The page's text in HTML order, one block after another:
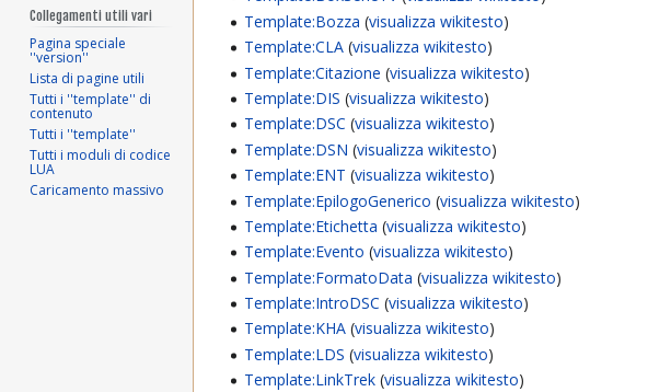
Template:Bozza (visualizza wikitesto)
Template:CLA (visualizza wikitesto)
Template:Citazione (visualizza wikitesto)
Template:DIS (visualizza wikitesto)
Template:DSC (visualizza wikitesto)
Template:DSN (visualizza wikitesto)
Template:ENT (visualizza wikitesto)
Template:EpilogoGenerico (visualizza wikitesto)
Template:Etichetta (visualizza wikitesto)
Template:Evento (visualizza wikitesto)
Template:FormatoData (visualizza wikitesto)
Template:IntroDSC (visualizza wikitesto)
Template:KHA (visualizza wikitesto)
Template:LDS (visualizza wikitesto)
Template:LinkTrek (visualizza wikitesto)
Collegamenti utili vari
Pagina speciale
''version''
Lista di pagine utili
Tutti i ''template'' di
contenuto
Tutti i ''template''
Tutti i moduli di codice
LUA
Caricamento massivo